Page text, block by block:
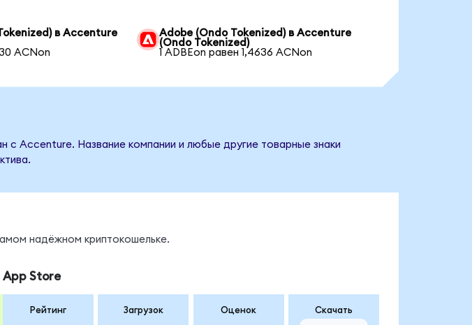
в Accenture
ACNon
Adobe (Ondo Tokenized) в Accenture
(Ondo Tokenized)
1 ADBEon равен 1,4636 ACNon
Accenture. Название компании и любые другие товарные знаки
надёжном криптокошельке.
App Store
Рейтинг Загрузок Оценок Скачать